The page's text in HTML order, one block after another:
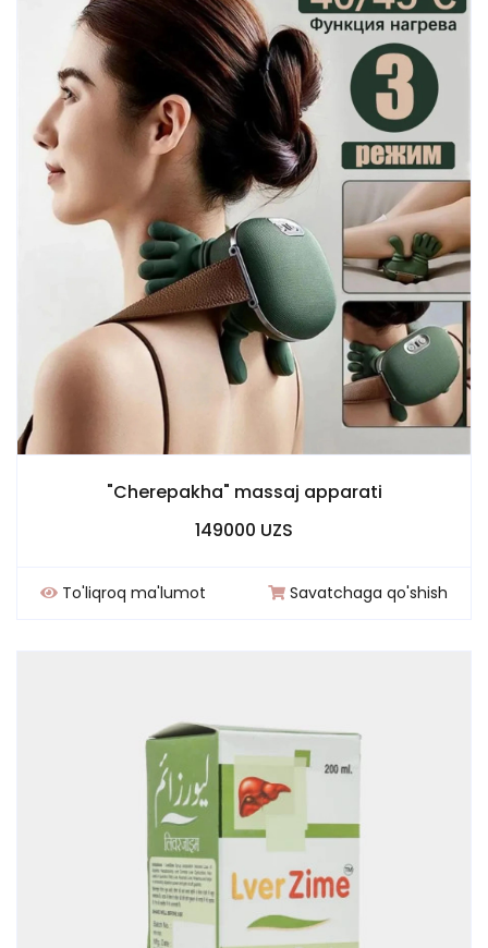
"Cherepakha" massaj apparati
149000 UZS
To'liqroq ma'lumot Savatchaga qo'shish